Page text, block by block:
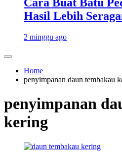
Hasil Lebih
2 minggu ago
Home
penyimpanan daun tembakau
penyimpanan
kering